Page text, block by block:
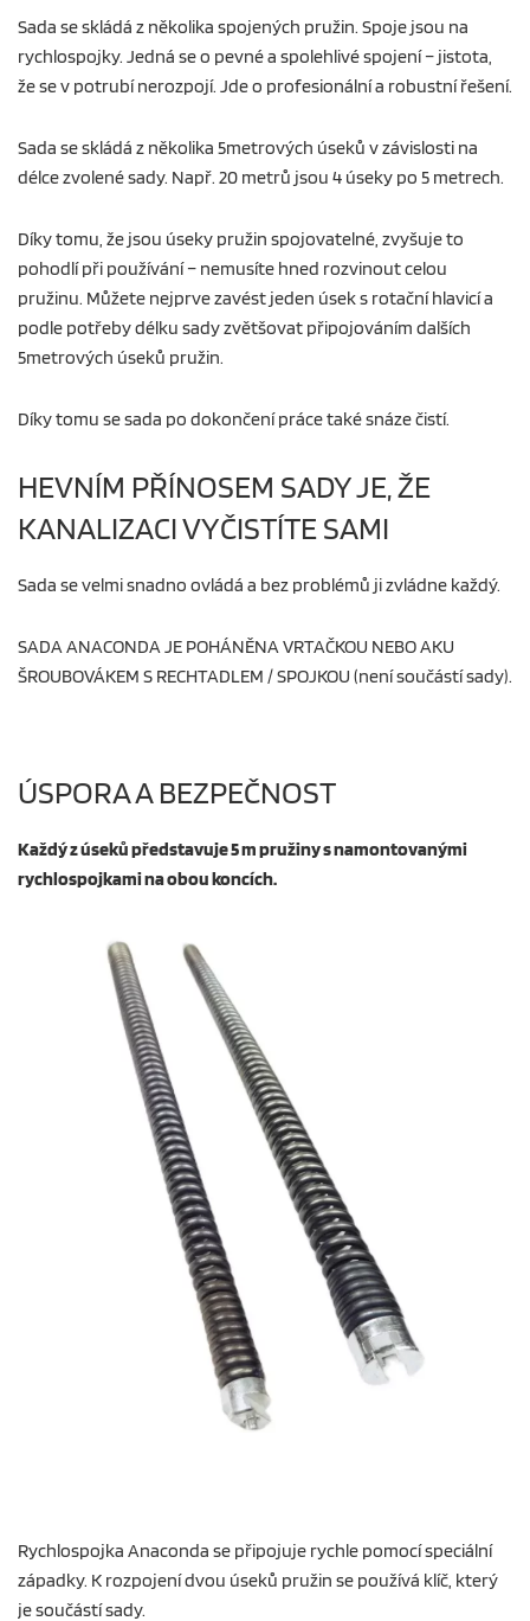
Sada se skládá z několika spojených pružin. Spoje jsou na
rychlospojky. Jedná se o pevné a spolehlivé spojení – jistota,
že se v potrubí nerozpojí. Jde o profesionální a robustní řešení.
Sada se skládá z několika 5metrových úseků v závislosti na
délce zvolené sady. Např. 20 metrů jsou 4 úseky po 5 metrech.
Díky tomu, že jsou úseky pružin spojovatelné, zvyšuje to
pohodlí při používání – nemusíte hned rozvinout celou
pružinu. Můžete nejprve zavést jeden úsek s rotační hlavicí a
podle potřeby délku sady zvětšovat připojováním dalších
5metrových úseků pružin.
Díky tomu se sada po dokončení práce také snáze čistí.
HEVNÍM PŘÍNOSEM SADY JE, ŽE
KANALIZACI VYČISTÍTE SAMI
Sada se velmi snadno ovládá a bez problémů ji zvládne každý.
SADA ANACONDA JE POHÁNĚNA VRTAČKOU NEBO AKU
ŠROUBOVÁKEM S RECHTADLEM / SPOJKOU (není součástí sady).
ÚSPORA A BEZPEČNOST
Každý z úseků představuje 5 m pružiny s namontovanými
rychlospojkami na obou koncích.
Rychlospojka Anaconda se připojuje rychle pomocí speciální
západky. K rozpojení dvou úseků pružin se používá klíč, který
je součástí sady.